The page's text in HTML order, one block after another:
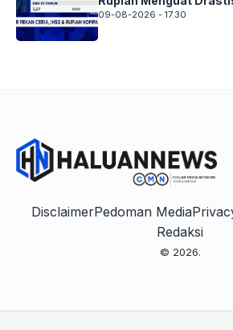
09-08-2026 - 17.30
DisclaimerPedoman Media
Redaksi
© 2026.